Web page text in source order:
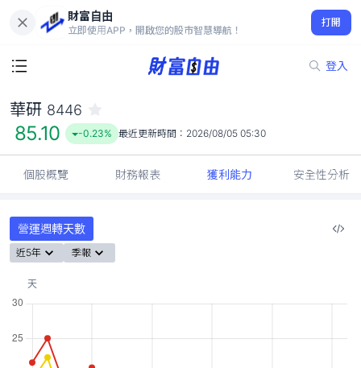
財富自由
立即使用APP，開啟您的股市智慧導航！
打開
登入
85.10
-0.23%
華研 8446
85.10 -0.23% 最近更新時間： 2026/08/05 05:30
個股概覽 財務報表 獲利能力 安全性分析
營運週轉天數
近5年 季報